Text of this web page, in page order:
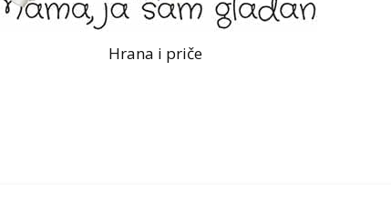
Hrana i priče